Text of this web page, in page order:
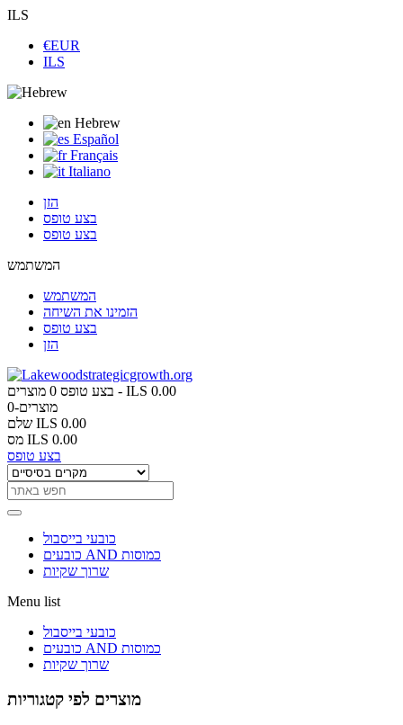
ILS
€EUR
ILS
Hebrew
Español
Français
Italiano
הזן
בצע טופס
בצע טופס
המשתמש
המשתמש
הזמינו את השיחה
בצע טופס
הזן
בצע טופס 0 מוצרים - ILS 0.00
0-מוצרים
שלם ILS 0.00
מס ILS 0.00
בצע טופס
כובעי בייסבול
כובעים AND כמוסות
שרוך שקיות
Menu list
כובעי בייסבול
כובעים AND כמוסות
שרוך שקיות
מוצרים לפי קטגוריות